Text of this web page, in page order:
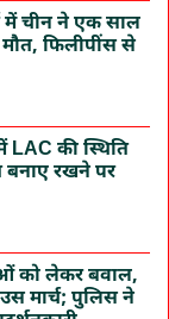
में चीन ने एक साल
मौत, फिलीपींस से
LAC की स्थिति
बनाए रखने पर
को लेकर बवाल,
मार्च; पुलिस ने